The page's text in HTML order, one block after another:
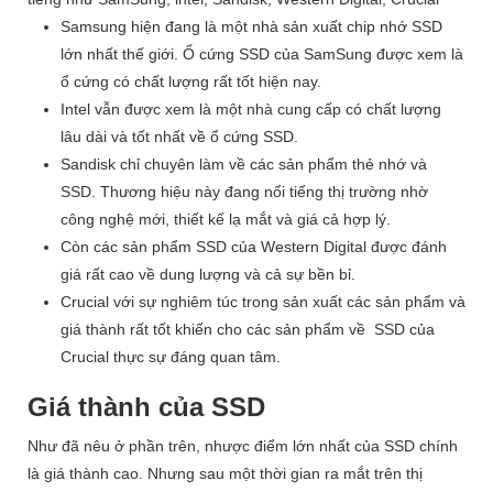
Samsung hiện đang là một nhà sản xuất chip nhớ SSD
lớn nhất thế giới. Ổ cứng SSD của SamSung được xem là
ổ cứng có chất lượng rất tốt hiện nay.
Intel vẫn được xem là một nhà cung cấp có chất lượng
lâu dài và tốt nhất về ổ cứng SSD.
Sandisk chỉ chuyên làm về các sản phẩm thẻ nhớ và
SSD. Thương hiệu này đang nổi tiếng thị trường nhờ
công nghệ mới, thiết kế lạ mắt và giá cả hợp lý.
Còn các sản phẩm SSD của Western Digital được đánh
giá rất cao về dung lượng và cả sự bền bỉ.
Crucial với sự nghiêm túc trong sản xuất các sản phẩm và
giá thành rất tốt khiến cho các sản phẩm về SSD của
Crucial thực sự đáng quan tâm.
Giá thành của SSD
Như đã nêu ở phần trên, nhược điểm lớn nhất của SSD chính
là giá thành cao. Nhưng sau một thời gian ra mắt trên thị